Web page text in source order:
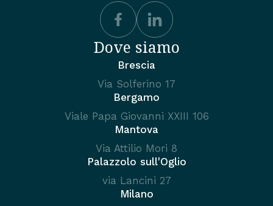
Dove siamo
Brescia
Via Solferino 17
Bergamo
Viale Papa Giovanni XXIII 106
Mantova
Via Attilio Mori 8
Palazzolo sull'Oglio
via Lancini 27
Milano